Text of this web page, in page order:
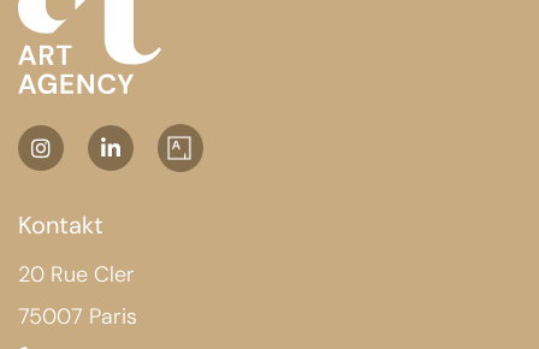
Kontakt
20 Rue Cler
75007 Paris